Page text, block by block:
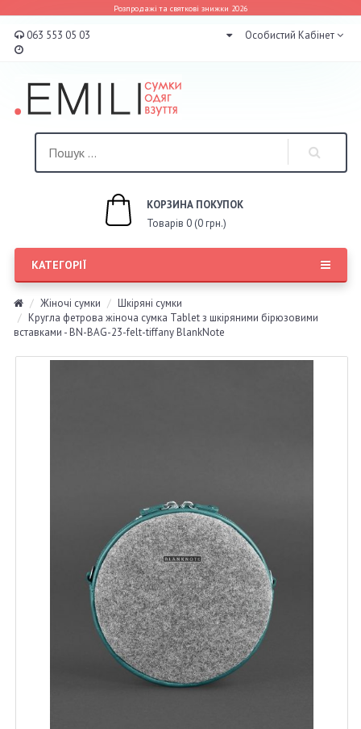
Розпродажі та святкові знижки 2026
063 553 05 03 Особистий Кабінет
КОРЗИНА ПОКУПОК
Товарів 0 (0 грн.)
КАТЕГОРІЇ
Жіночі сумки
Шкіряні сумки
Кругла фетрова жіноча сумка Tablet з шкіряними бірюзовими
вставками - BN-BAG-23-felt-tiffany BlankNote